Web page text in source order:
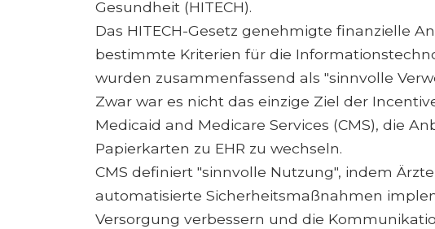
Gesundheit (HITECH).
Das HITECH-Gesetz genehmigte finanzielle
bestimmte Kriterien für die
wurden zusammenfassend als "sinnvolle
Zwar war es nicht das einzige Ziel der
Medicaid and Medicare Services (CMS), die
Papierkarten zu EHR zu wechseln.
CMS definiert "sinnvolle Nutzung", indem
automatisierte Sicherheitsmaßnahmen
Versorgung verbessern und die